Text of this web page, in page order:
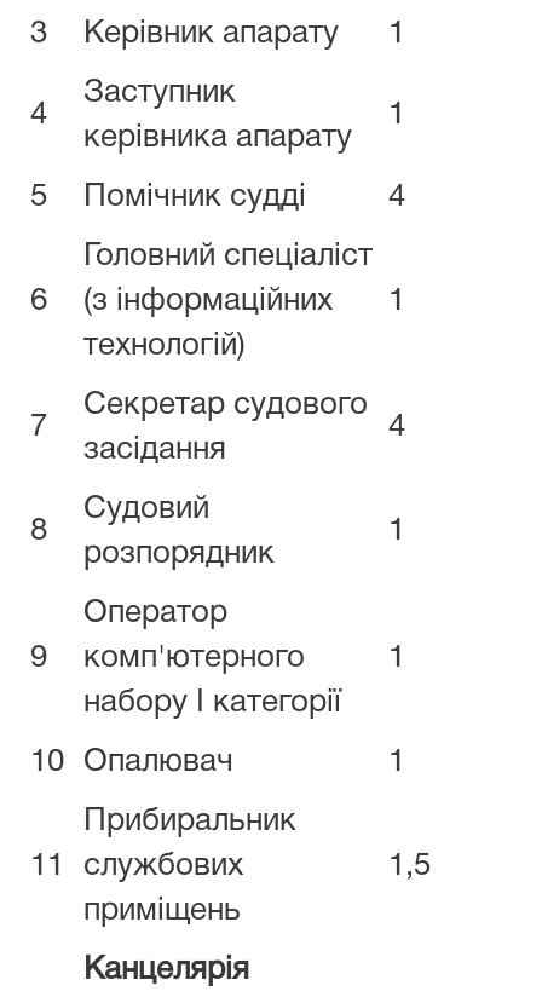
3 Керівник апарату 1
4
Заступник
керівника апарату
1
5 Помічник судді 4
6
Головний спеціаліст
(з інформаційних
технологій)
1
7
Секретар судового
засідання
4
8
Судовий
розпорядник
1
9
Оператор
комп'ютерного
набору І категорії
1
10 Опалювач 1
11
Прибиральник
службових
приміщень
1,5
Канцелярія